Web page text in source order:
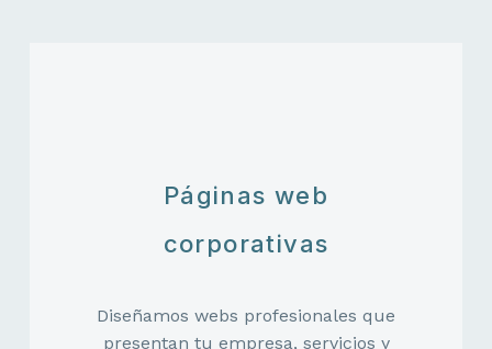
Páginas web
corporativas
Diseñamos webs profesionales que
presentan tu empresa, servicios y